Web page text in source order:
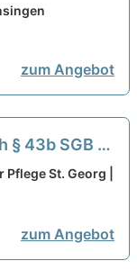
zum Angebot
§ 43b SGB XI
suchen
St. Georg |
zum Angebot